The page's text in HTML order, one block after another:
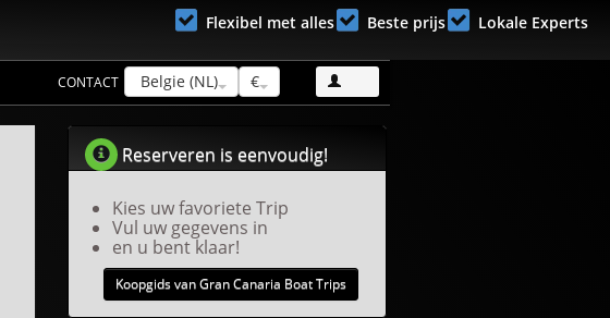
Flexibel met alles Beste prijs Lokale Experts
CONTACT Belgie (NL) €
Reserveren is eenvoudig!
Kies uw favoriete Trip
Vul uw gegevens in
en u bent klaar!
Koopgids van Gran Canaria Boat Trips